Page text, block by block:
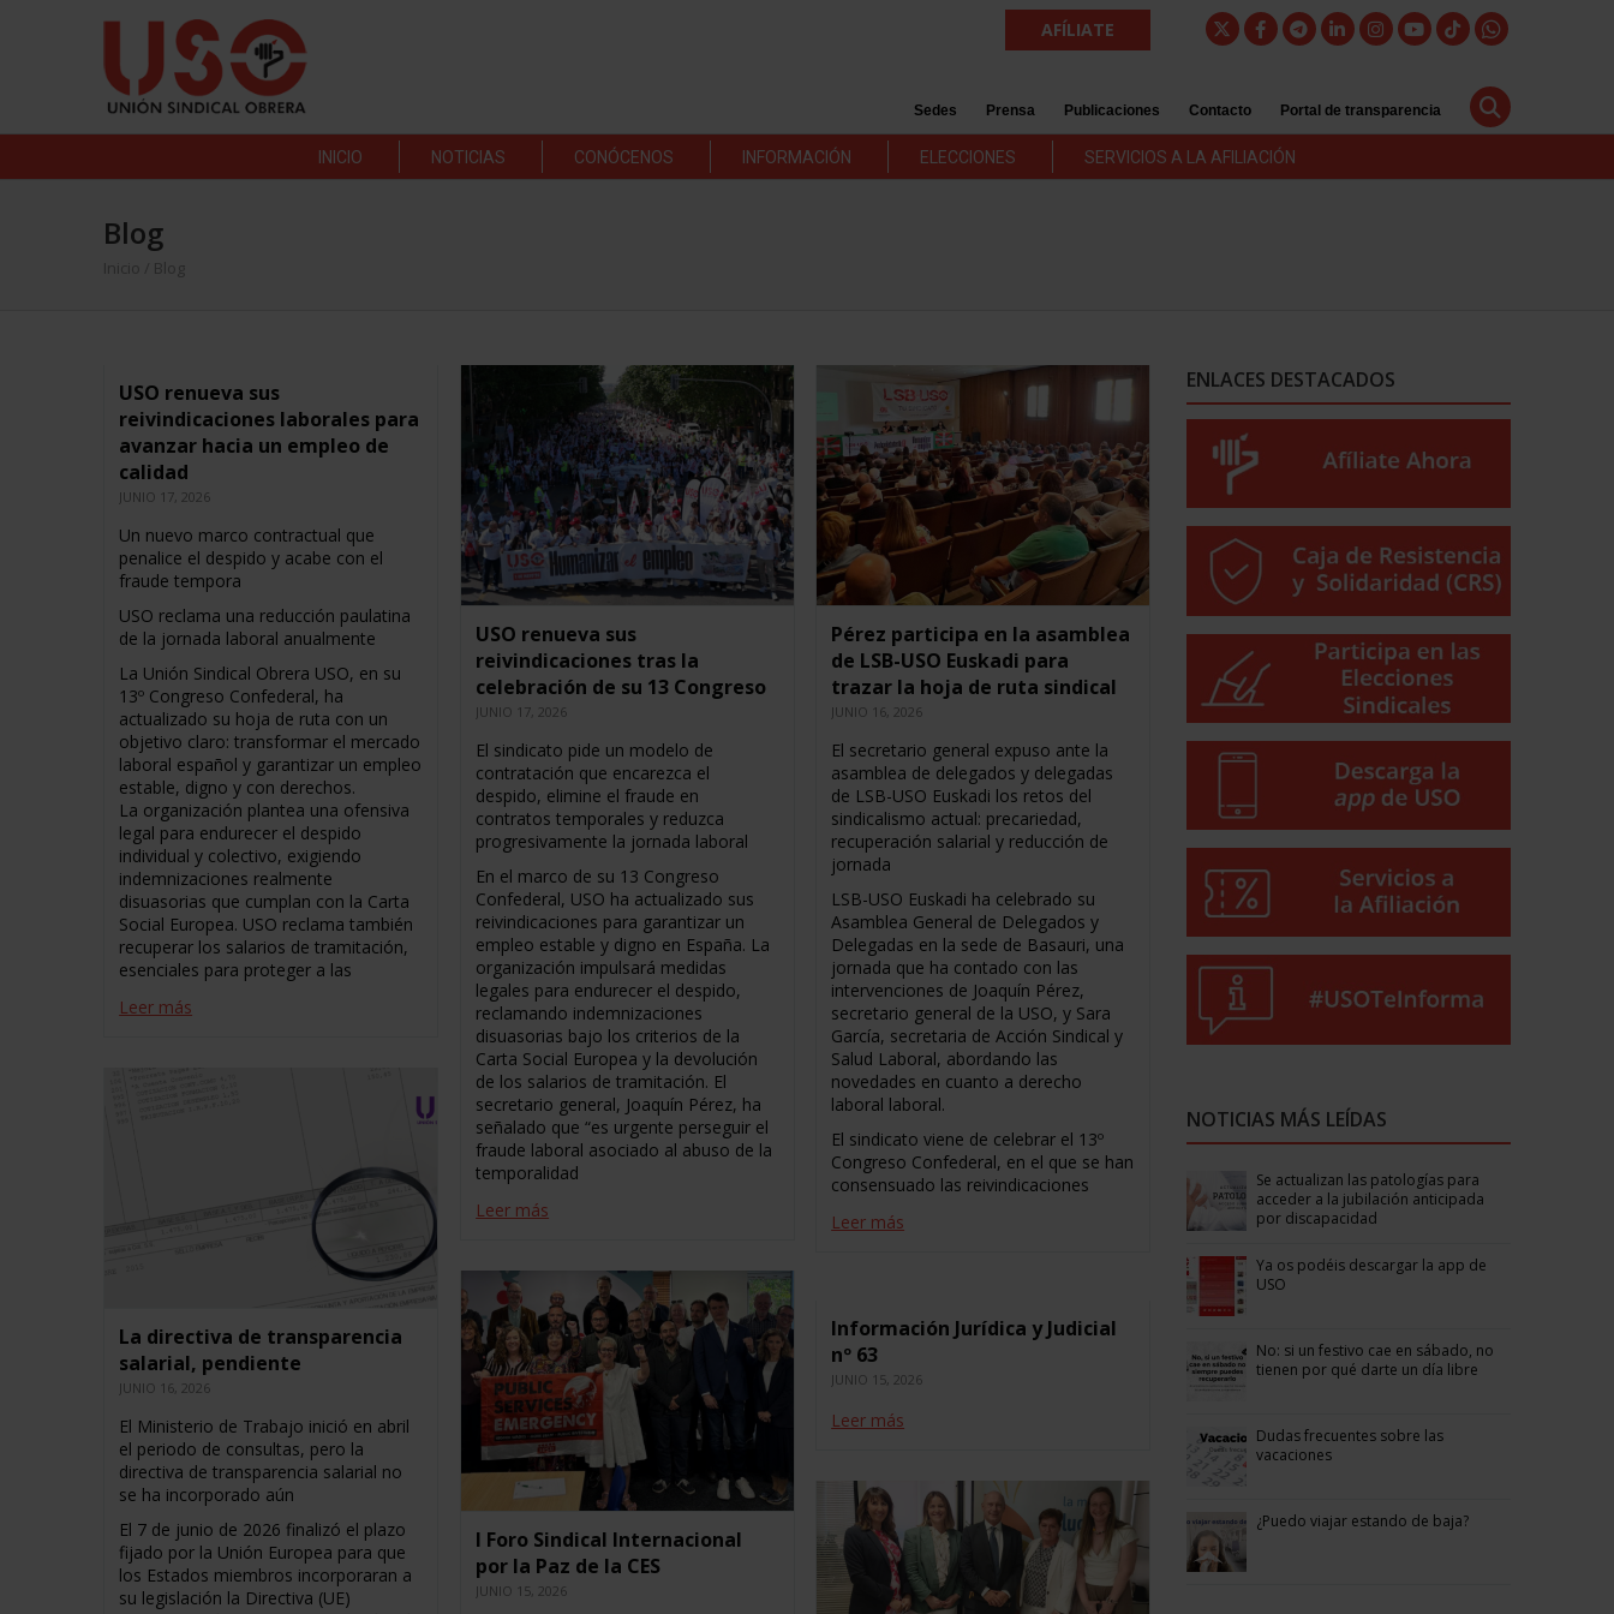
AFÍLIATE
Sedes Prensa Publicaciones Contacto Portal de transparencia
INICIO NOTICIAS CONÓCENOS INFORMACIÓN ELECCIONES SERVICIOS A LA AFILIACIÓN
Blog
Inicio / Blog
USO renueva sus
reivindicaciones laborales para
avanzar hacia un empleo de
calidad
JUNIO 17, 2026
Un nuevo marco contractual que
penalice el despido y acabe con el
fraude tempora
USO reclama una reducción paulatina
de la jornada laboral anualmente
La Unión Sindical Obrera USO, en su
13º Congreso Confederal, ha
actualizado su hoja de ruta con un
objetivo claro: transformar el mercado
laboral español y garantizar un empleo
estable, digno y con derechos.
La organización plantea una ofensiva
legal para endurecer el despido
individual y colectivo, exigiendo
indemnizaciones realmente
disuasorias que cumplan con la Carta
Social Europea. USO reclama también
recuperar los salarios de tramitación,
esenciales para proteger a las
Leer más
USO renueva sus
reivindicaciones tras la
celebración de su 13 Congreso
JUNIO 17, 2026
El sindicato pide un modelo de
contratación que encarezca el
despido, elimine el fraude en
contratos temporales y reduzca
progresivamente la jornada laboral
En el marco de su 13 Congreso
Confederal, USO ha actualizado sus
reivindicaciones para garantizar un
empleo estable y digno en España. La
organización impulsará medidas
legales para endurecer el despido,
reclamando indemnizaciones
disuasorias bajo los criterios de la
Carta Social Europea y la devolución
de los salarios de tramitación. El
secretario general, Joaquín Pérez, ha
señalado que “es urgente perseguir el
fraude laboral asociado al abuso de la
temporalidad
Leer más
Pérez participa en la asamblea
de LSB-USO Euskadi para
trazar la hoja de ruta sindical
JUNIO 16, 2026
El secretario general expuso ante la
asamblea de delegados y delegadas
de LSB-USO Euskadi los retos del
sindicalismo actual: precariedad,
recuperación salarial y reducción de
jornada
LSB-USO Euskadi ha celebrado su
Asamblea General de Delegados y
Delegadas en la sede de Basauri, una
jornada que ha contado con las
intervenciones de Joaquín Pérez,
secretario general de la USO, y Sara
García, secretaria de Acción Sindical y
Salud Laboral, abordando las
novedades en cuanto a derecho
laboral laboral.
El sindicato viene de celebrar el 13º
Congreso Confederal, en el que se han
consensuado las reivindicaciones
Leer más
La directiva de transparencia
salarial, pendiente
JUNIO 16, 2026
El Ministerio de Trabajo inició en abril
el periodo de consultas, pero la
directiva de transparencia salarial no
se ha incorporado aún
El 7 de junio de 2026 finalizó el plazo
fijado por la Unión Europea para que
los Estados miembros incorporaran a
su legislación la Directiva (UE)
I Foro Sindical Internacional
por la Paz de la CES
JUNIO 15, 2026
Información Jurídica y Judicial
nº 63
JUNIO 15, 2026
Leer más
ENLACES DESTACADOS
NOTICIAS MÁS LEÍDAS
Se actualizan las patologías para
acceder a la jubilación anticipada
por discapacidad
Ya os podéis descargar la app de
USO
No: si un festivo cae en sábado, no
tienen por qué darte un día libre
Dudas frecuentes sobre las
vacaciones
¿Puedo viajar estando de baja?